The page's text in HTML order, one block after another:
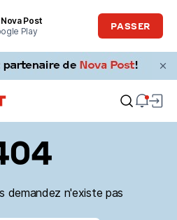
Post
Play
PASSER
demandez n'existe pas